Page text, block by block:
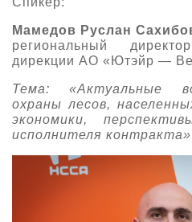
Мамедов Руслан
региональный
дирекции АО «Ютэйр —
Тема: «Актуальные
охраны лесов,
экономики,
исполнителя контракта»